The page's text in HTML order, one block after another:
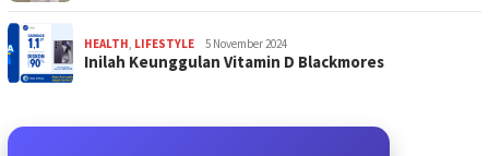
HEALTH LIFESTYLE 5 November 2024
Inilah Keunggulan Vitamin D Blackmores